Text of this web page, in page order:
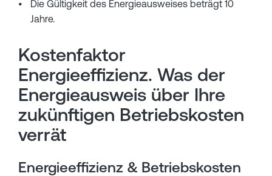
Die Gültigkeit des Energieausweises beträgt 10
Jahre.
Kostenfaktor
Energieeffizienz. Was der
Energieausweis über Ihre
zukünftigen Betriebskosten
verrät
Energieeffizienz & Betriebskosten